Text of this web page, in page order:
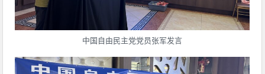
中国自由民主党党员张军发言